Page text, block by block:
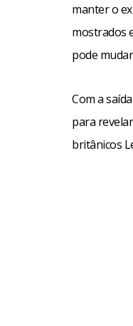
manter o
mostrados
pode
Com a
para
britânicos